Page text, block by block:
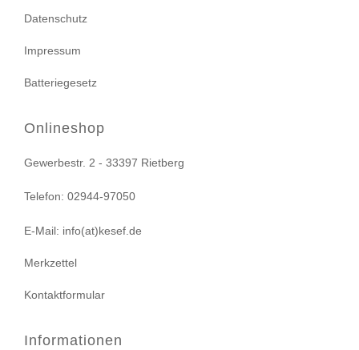
Datenschutz
Impressum
Batteriegesetz
Onlineshop
Gewerbestr. 2 - 33397 Rietberg
Telefon: 02944-97050
E-Mail: info(at)kesef.de
Merkzettel
Kontaktformular
Informationen